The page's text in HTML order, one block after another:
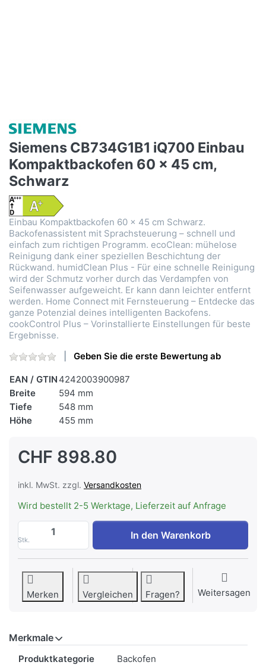
Siemens CB734G1B1 iQ700 Einbau
Kompaktbackofen 60 x 45 cm,
Schwarz
Einbau Kompaktbackofen 60 x 45 cm Schwarz.
Backofenassistent mit Sprachsteuerung – schnell und
einfach zum richtigen Programm. ecoClean: mühelose
Reinigung dank einer speziellen Beschichtung der
Rückwand. humidClean Plus - Für eine schnelle Reinigung
wird der Schmutz vorher durch das Verdampfen von
Seifenwasser aufgeweicht. Er kann dann leichter entfernt
werden. Home Connect mit Fernsteuerung – Entdecke das
ganze Potenzial deines intelligenten Backofens.
cookControl Plus – Vorinstallierte Einstellungen für beste
Ergebnisse.
Geben Sie die erste Bewertung ab
EAN / GTIN 4242003900987
Breite
594 mm
Tiefe
548 mm
Höhe
455 mm
CHF 898.80
inkl. MwSt. zzgl. Versandkosten
Wird bestellt 2-5 Werktage, Lieferzeit auf Anfrage
Stk.
Siemens CB734G1B1 iQ700 Einbau
In den Warenkorb
Merken Vergleichen Fragen? Weitersagen
Merkmale
Produktkategorie Backofen